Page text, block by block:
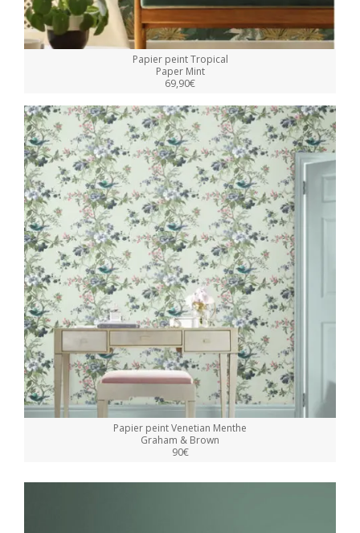
Papier peint Tropical
Paper Mint
69,90€
Papier peint Venetian Menthe
Graham & Brown
90€